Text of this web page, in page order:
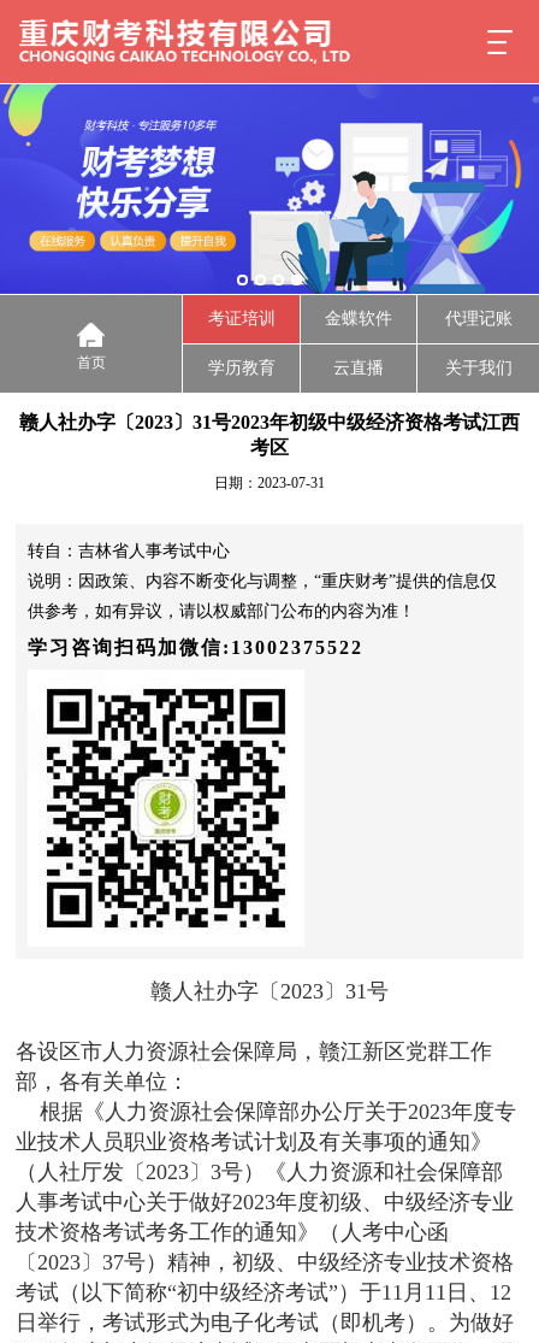
首页
考证培训 金蝶软件 代理记账
学历教育 云直播 关于我们
赣人社办字〔2023〕31号2023年初级中级经济资格考试江西
考区
日期：2023-07-31
转自：吉林省人事考试中心
说明：因政策、内容不断变化与调整，“重庆财考”提供的信息仅
供参考，如有异议，请以权威部门公布的内容为准！
学习咨询扫码加微信:13002375522
赣人社办字〔2023〕31号
各设区市人力资源社会保障局，赣江新区党群工作
部，各有关单位：
根据《人力资源社会保障部办公厅关于2023年度专
业技术人员职业资格考试计划及有关事项的通知》
（人社厅发〔2023〕3号）《人力资源和社会保障部
人事考试中心关于做好2023年度初级、中级经济专业
技术资格考试考务工作的通知》（人考中心函
〔2023〕37号）精神，初级、中级经济专业技术资格
考试（以下简称“初中级经济考试”）于11月11日、12
日举行，考试形式为电子化考试（即机考）。为做好